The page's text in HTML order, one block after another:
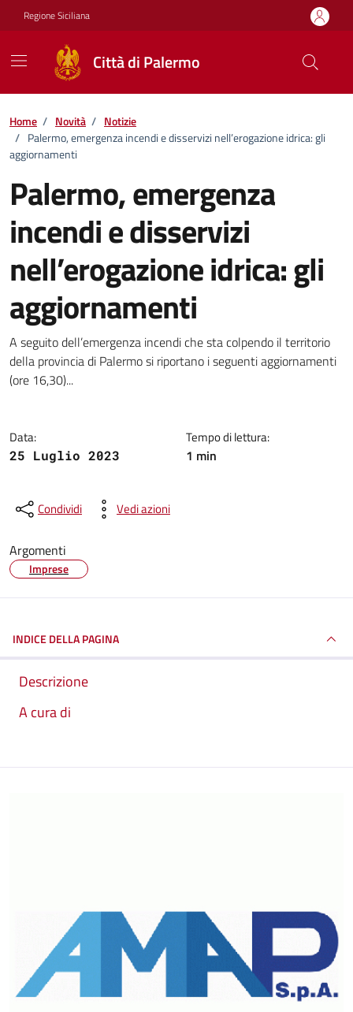
Vai ai contenuti
Vai al footer
Regione Siciliana
Città di Palermo
Home / Novità / Notizie
/ Palermo, emergenza incendi e disservizi nell’erogazione idrica: gli
aggiornamenti
Palermo, emergenza
incendi e disservizi
nell’erogazione idrica: gli
aggiornamenti
Dettagli della notizia
A seguito dell’emergenza incendi che sta colpendo il territorio
della provincia di Palermo si riportano i seguenti aggiornamenti
(ore 16,30)...
Data:
25 Luglio 2023
Tempo di lettura:
1 min
Condividi Vedi azioni
Argomenti
Imprese
INDICE DELLA PAGINA
Descrizione
A cura di